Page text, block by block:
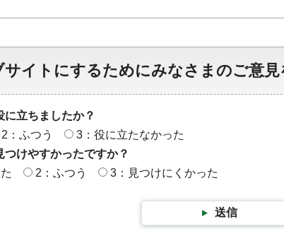
サイトにするためにみなさまのご意
に立ちましたか？
2：ふつう
3：役に立たなかった
つけやすかったですか？
2：ふつう 3：見つけにくかった
送信